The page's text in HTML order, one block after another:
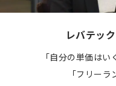
レバテッ
「自分の単価は
「フリー